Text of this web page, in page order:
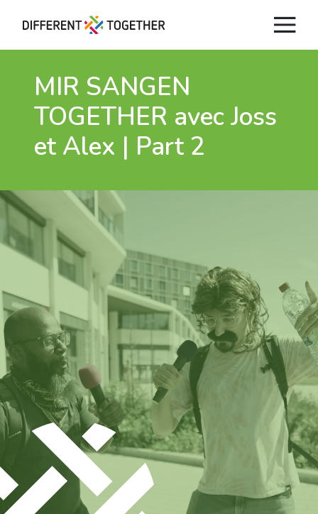
Videos
#differenttogether
City of Differdange
Contact
MIR SANGEN
TOGETHER avec Joss
et Alex | Part 2